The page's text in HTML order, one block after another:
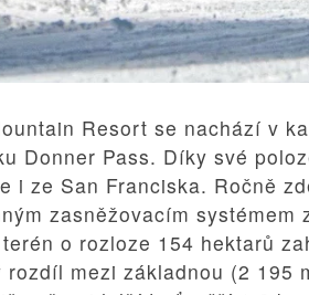
Resort se nachází v
Donner Pass. Díky své
i ze San Franciska. Ročně
zasněžovacím
o rozloze 154 hektarů
rozdíl mezi základnou (2 195